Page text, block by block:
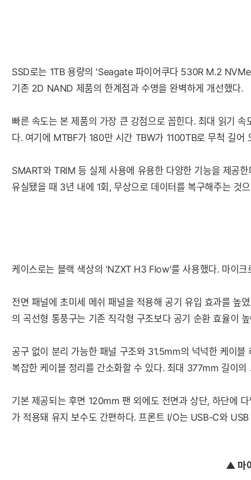
SSD로는 1TB 용량의 'Seagate 파이어쿠다 530R M.2
기존 2D NAND 제품의 한계점과 수명을 완벽하게 개선했다.
빠른 속도는 본 제품의 가장 큰 강점으로 꼽힌다. 최대 읽기
다. 여기에 MTBF가 180만 시간 TBW가 1100TB로 무척 길어
SMART와 TRIM 등 실제 사용에 유용한 다양한 기능을 제공
유실됐을 때 3년 내에 1회, 무상으로 데이터를 복구해주는 것
케이스로는 블랙 색상의 'NZXT H3 Flow'를 사용했다. 마이
전면 패널에 초미세 메쉬 패널을 적용해 공기 유입 효과를 높
의 곡선형 통풍구는 기존 직각형 구조보다 공기 순환 효율이
공구 없이 분리 가능한 패널 구조와 31.5mm의 넉넉한 케이
복잡한 케이블 정리를 간소화할 수 있다. 최대 377mm 길이
기본 제공되는 후면 120mm 팬 외에도 전면과 상단, 하단에
가 적용돼 유지 보수도 간편하다. 프론트 I/O는 USB-C와
▲ 마